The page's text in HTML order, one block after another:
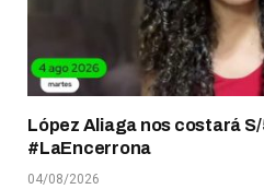
López Aliaga nos costará
#LaEncerrona
04/08/2026